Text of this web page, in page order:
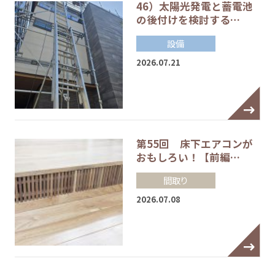
46）太陽光発電と蓄電池
の後付けを検討する…
設備
2026.07.21
第55回 床下エアコンが
おもしろい！【前編…
間取り
2026.07.08